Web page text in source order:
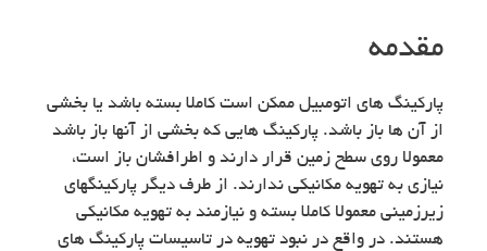
مقدمه
پارکینگ های اتومبیل ممکن است کاملا بسته باشد یا بخشی
از آن ها باز باشد. پارکینگ هایی که بخشی از آنها باز باشد
معمولا روی سطح زمین قرار دارند و اطرافشان باز است،
نیازی به تهویه مکانیکی ندارند. از طرف دیگر پارکینگهای
زیرزمینی معمولا کاملا بسته و نیازمند به تهویه مکانیکی
هستند. در واقع در نبود تهویه در تاسیسات پارکینگ های